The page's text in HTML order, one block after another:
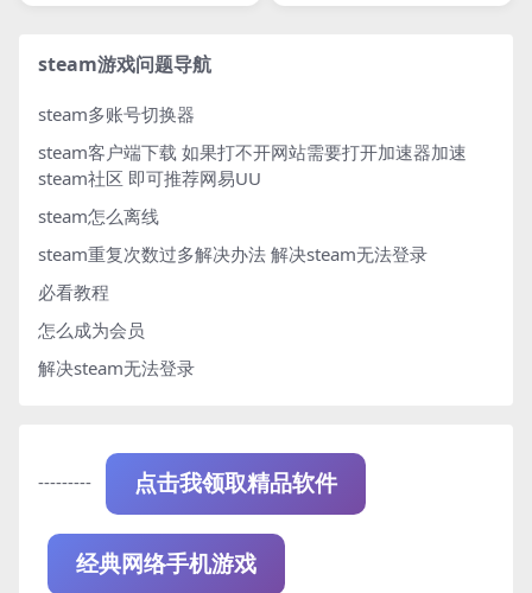
steam游戏问题导航
steam多账号切换器
steam客户端下载 如果打不开网站需要打开加速器加速
steam社区 即可推荐网易UU
steam怎么离线
steam重复次数过多解决办法 解决steam无法登录
必看教程
怎么成为会员
解决steam无法登录
--------- 点击我领取精品软件
经典网络手机游戏